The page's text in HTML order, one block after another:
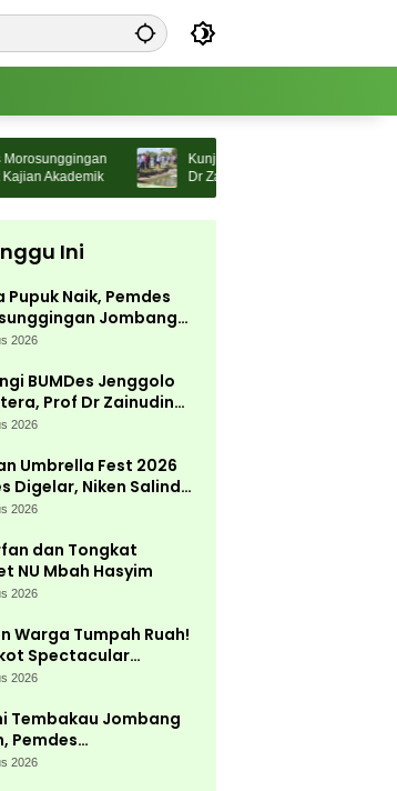
Akademik
Kunjungi BUMDes Jenggolo
Dr Zainudin Maliki: Kita Wujudkan
Kemandirian Ekonomi dengan Potensi
Ini
Pupuk Naik, Pemdes
Jombang
Lewat Kajian
2026
BUMDes Jenggolo
Prof Dr Zainudin
Kita Wujudkan
Desa
2026
Umbrella Fest 2026
Digelar, Niken Salindry
Ribuan
2026
dan Tongkat
NU Mbah Hasyim
2026
Warga Tumpah Ruah!
Spectacular
2026 Jadi Pesta
2026
Tembakau Jombang
Pemdes
dan Disperta
2026